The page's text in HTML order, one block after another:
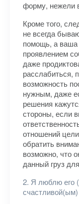
форму, нежели
Кроме того,
не всегда
помощь, а ваша
проявлением
даже
расслабиться,
возможность
нужным, даже
решения
стороны, если
отношений
обратить
возможно, что
данный груз
2. Я люблю его